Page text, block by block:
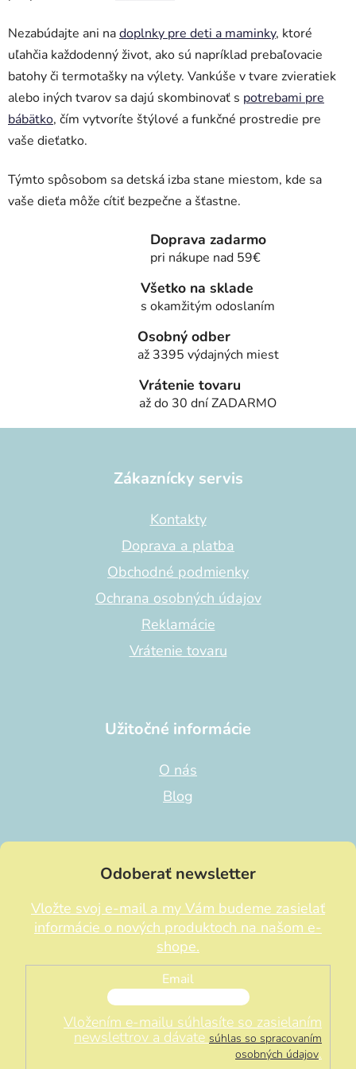
Nezabúdajte ani nadoplnky pre deti a maminky, ktoré
uľahčia každodenný život, ako sú napríklad prebaľovacie
batohy či termotašky na výlety. Vankúše v tvare zvieratiek
alebo iných tvarov sa dajú skombinovať s potrebami pre
bábätko, čím vytvoríte štýlové a funkčné prostredie pre
vaše dieťatko.
Týmto spôsobom sa detská izba stane miestom, kde sa
vaše dieťa môže cítiť bezpečne a šťastne.
Doprava zadarmo
pri nákupe nad 59€
Všetko na sklade
s okamžitým odoslaním
Osobný odber
až 3395 výdajných miest
Vrátenie tovaru
až do 30 dní ZADARMO
Zákaznícky servis
Kontakty
Doprava a platba
Obchodné podmienky
Ochrana osobných údajov
Reklamácie
Vrátenie tovaru
Užitočné informácie
O nás
Blog
Odoberať newsletter
Vložte svoj e-mail a my Vám budeme zasielať
informácie o nových produktoch na našom e-
shope.
Email
Vložením e-mailu súhlasíte so zasielaním
newslettrov a dávate súhlas so spracovaním
osobných údajov.